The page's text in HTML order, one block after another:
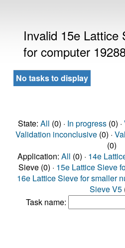
Invalid 15e Lattice
for computer
No tasks to display
State: All (0) · In progress(0) ·
Validation inconclusive(0) ·
(0)
Application: All (0) · 14e
Sieve (0) · 15e Lattice Sieve
16e Lattice Sieve for smaller
Sieve V5
Task name: